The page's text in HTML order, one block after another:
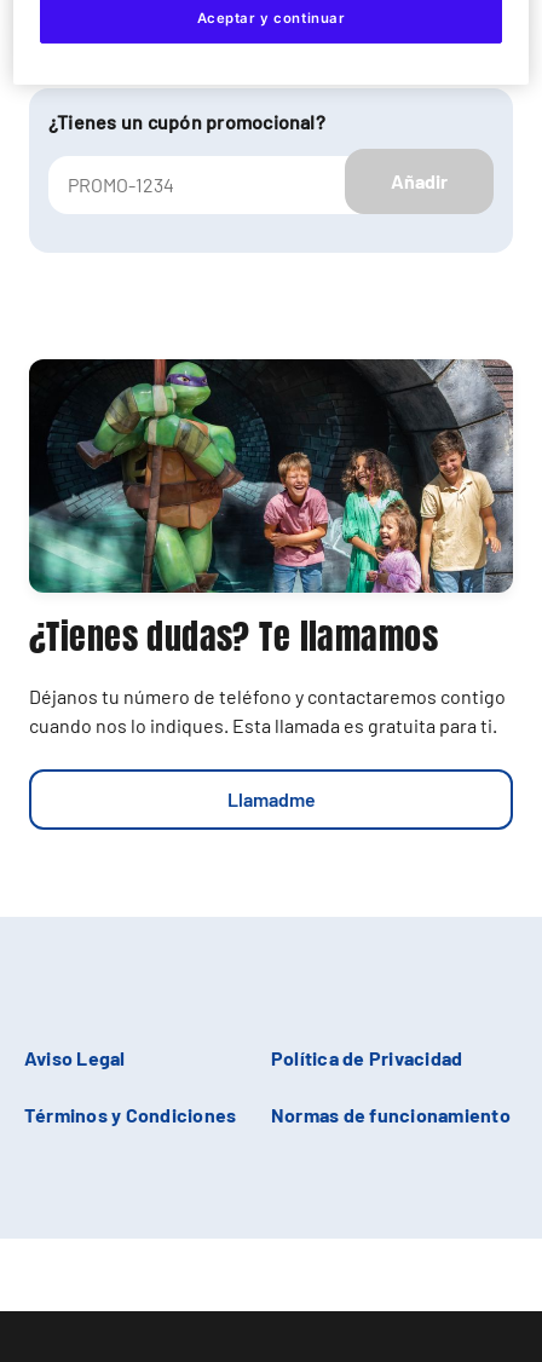
¿Tienes un cupón promocional?
Añadir
¿Tienes dudas? Te llamamos
Déjanos tu número de teléfono y contactaremos contigo
cuando nos lo indiques. Esta llamada es gratuita para ti.
Llamadme
Aviso Legal Política de Privacidad
Términos y Condiciones Normas de funcionamiento
Aceptar y continuar